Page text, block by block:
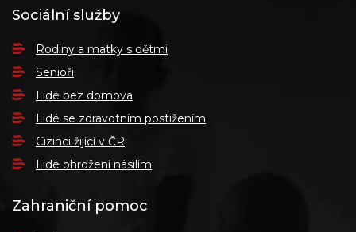
Sociální služby
Rodiny a matky s dětmi
Senioři
Lidé bez domova
Lidé se zdravotním postižením
Cizinci žijící v ČR
Lidé ohrožení násilím
Zahraniční pomoc